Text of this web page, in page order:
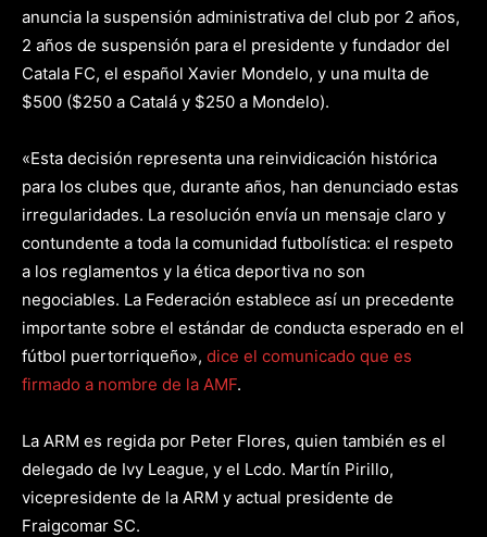
anuncia la suspensión administrativa del club por 2 años,
2 años de suspensión para el presidente y fundador del
Catala FC, el español Xavier Mondelo, y una multa de
$500 ($250 a Catalá y $250 a Mondelo).
«Esta decisión representa una reinvidicación histórica
para los clubes que, durante años, han denunciado estas
irregularidades. La resolución envía un mensaje claro y
contundente a toda la comunidad futbolística: el respeto
a los reglamentos y la ética deportiva no son
negociables. La Federación establece así un precedente
importante sobre el estándar de conducta esperado en el
fútbol puertorriqueño», dice el comunicado que es
firmado a nombre de la AMF.
La ARM es regida por Peter Flores, quien también es el
delegado de Ivy League, y el Lcdo. Martín Pirillo,
vicepresidente de la ARM y actual presidente de
Fraigcomar SC.